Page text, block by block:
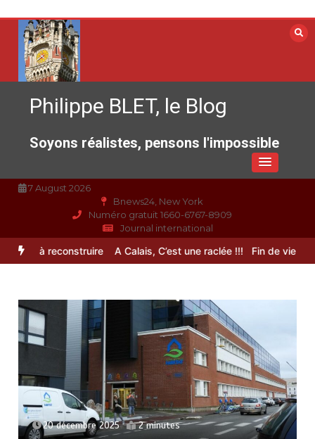
contenu
Philippe BLET, le Blog
Soyons réalistes, pensons l'impossible
7 August 2026
Bnews24, New York
Numéro gratuit 1660-6767-8909
Journal international
à reconstruire A Calais, C’est une raclée !!! Fin de vie :
20 décembre 2025 2 minutes